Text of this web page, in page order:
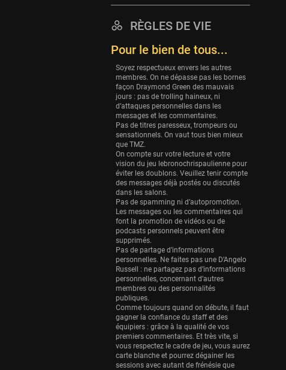
Washington Wizards
29 sessions
Portland Trail Blazers
Eurobasket
25 sessions
Detroit Pistons
25 sessions
Brooklyn Nets
24 sessions
Sacramento Kings
24 sessions
Utah Jazz
22 sessions
Toronto Raptors
18 sessions
REVERSE
11 sessions
Bleues
0 sessions
RÈGLES DE VIE
Pour le bien de tous...
Soyez respectueux envers les autres
membres. On ne dépasse pas les bornes
façon Draymond Green des mauvais
jours : pas de trolling haineux, ni
d’attaques personnelles dans les
messages et les commentaires.
Pas de titres paresseux, trompeurs ou
sensationnels. On vaut tous bien mieux
que TMZ.
On compte sur votre lecture et votre
vision du jeu lebronochrispaulienne pour
éviter les doublons. Veuillez tenir compte
des messages déjà postés ou discutés
dans les salons.
Pas de spamming ni d’autopromotion.
Les messages ou les commentaires qui
font la promotion de vidéos ou de
podcasts personnels peuvent être
supprimés.
Pas de partage d’informations
personnelles. Ne faites pas une D’Angelo
Russell : ne partagez pas d’informations
personnelles, concernant d’autres
membres ou des personnalités
publiques.
Comme toujours quand on débute, il faut
gagner la confiance du staff et des
équipiers : grâce à la qualité de vos
premiers commentaires. Et très vite, si
vous respectez le cadre de jeu, vous aurez
carte blanche et pourrez dégainer les
sessions avec autant de frénésie que